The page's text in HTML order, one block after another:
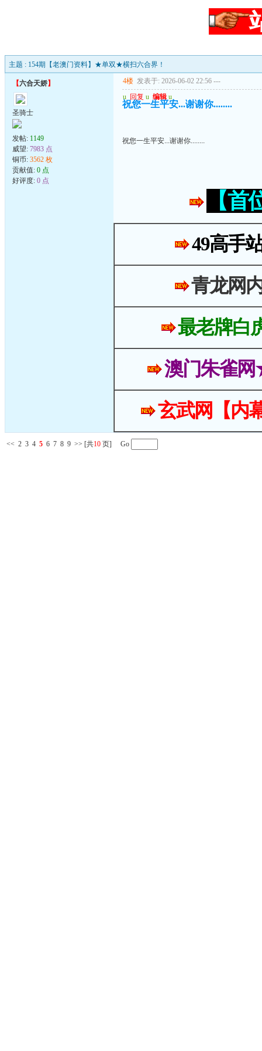
主题 : 154期【老澳门资料】★单双★横扫六合界！
【六合天娇】
圣骑士
发帖: 1149
威望: 7983 点
铜币: 3562 枚
贡献值: 0 点
好评度: 0 点
4楼 发表于: 2026-06-02 22:56 ---
u 回复 u 编辑 u
祝您一生平安...谢谢你........
祝您一生平安...谢谢你........
【
49高手
青龙网
最老牌白
澳门朱雀
玄武网【内
<< 2 3 4 5 6 7 8 9 >> [共10 页] Go